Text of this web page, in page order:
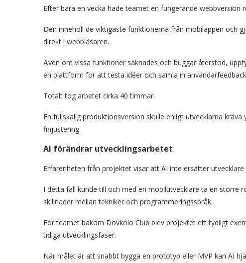
Efter bara en vecka hade teamet en fungerande webbversion
Den innehöll de viktigaste funktionerna från mobilappen och
direkt i webbläsaren.
Även om vissa funktioner saknades och buggar återstod,
en plattform för att testa idéer och samla in
Totalt tog arbetet cirka 40 timmar.
En fullskalig produktionsversion skulle enligt utvecklarna
finjustering.
AI förändrar utvecklingsarbetet
Erfarenheten från projektet visar att AI inte ersätter
I detta fall kunde till och med en mobilutvecklare ta en större
skillnader mellan tekniker och programmeringsspråk.
För teamet bakom Dovkolo Club blev projektet ett tydligt
tidiga utvecklingsfaser.
När målet är att snabbt bygga en prototyp eller MVP kan AI